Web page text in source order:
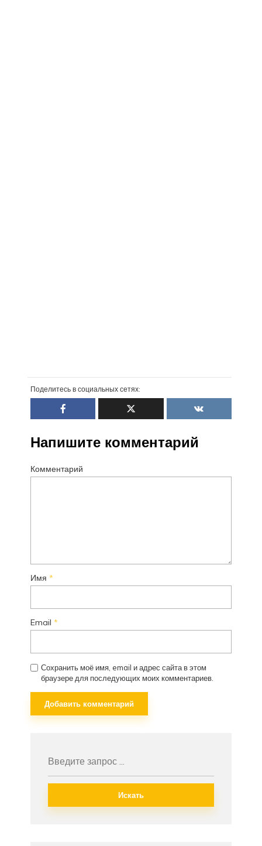
Поделитесь в социальных сетях:
Напишите комментарий
Комментарий
Имя *
Email *
Сохранить моё имя, email и адрес сайта в этом
браузере для последующих моих комментариев.
Искать